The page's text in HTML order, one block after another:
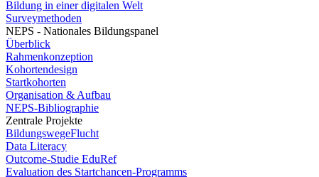
Bildung in einer digitalen Welt
Surveymethoden
NEPS - Nationales Bildungspanel
Überblick
Rahmenkonzeption
Kohortendesign
Startkohorten
Organisation & Aufbau
NEPS-Bibliographie
Zentrale Projekte
BildungswegeFlucht
Data Literacy
Outcome-Studie EduRef
Evaluation des Startchancen-Programms